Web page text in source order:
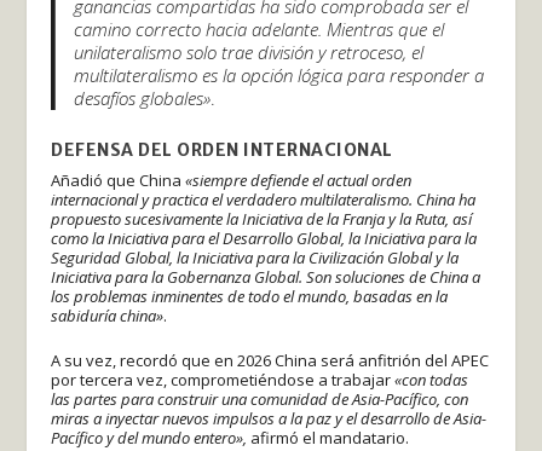
ganancias compartidas ha sido comprobada ser el
camino correcto hacia adelante. Mientras que el
unilateralismo solo trae división y retroceso, el
multilateralismo es la opción lógica para responder a
desafíos globales».
DEFENSA DEL ORDEN INTERNACIONAL
Añadió que China«siempre defiende el actual orden
internacional y practica el verdadero multilateralismo. China ha
propuesto sucesivamente la Iniciativa de la Franja y la Ruta, así
como la Iniciativa para el Desarrollo Global, la Iniciativa para la
Seguridad Global, la Iniciativa para la Civilización Global y la
Iniciativa para la Gobernanza Global. Son soluciones de China a
los problemas inminentes de todo el mundo, basadas en la
sabiduría china».
A su vez, recordó que en 2026 China será anfitrión del APEC
por tercera vez, comprometiéndose a trabajar«con todas
las partes para construir una comunidad de Asia-Pacífico, con
miras a inyectar nuevos impulsos a la paz y el desarrollo de Asia-
Pacífico y del mundo entero», afirmó el mandatario.